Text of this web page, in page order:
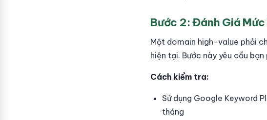
Bước 2: Đánh Giá
Một domain high-value phải
hiện tại. Bước này yêu cầu
Cách kiểm tra:
Sử dụng Google Keyword
tháng